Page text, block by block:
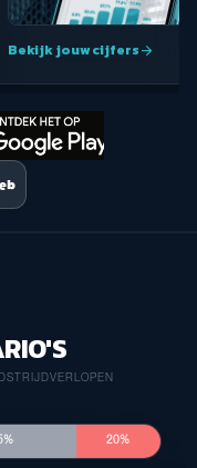
Bekijk jouw cijfersarrow_forward
20%